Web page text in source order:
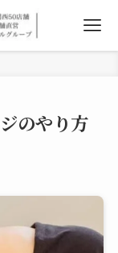
のやり方